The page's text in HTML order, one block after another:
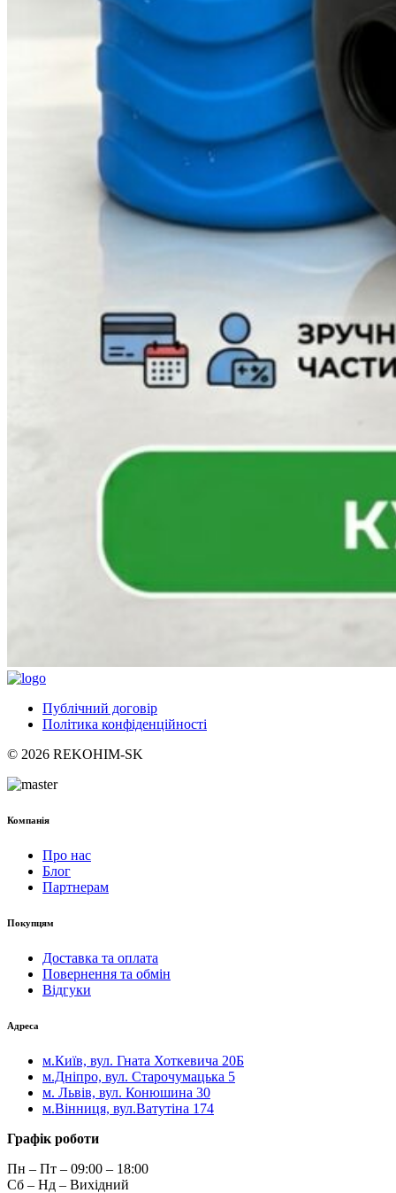
Публічний договір
Політика конфіденційності
© 2026 REKOHIM-SK
Компанія
Про нас
Блог
Партнерам
Покупцям
Доставка та оплата
Повернення та обмін
Відгуки
Адреса
м.Київ, вул. Гната Хоткевича 20Б
м.Дніпро, вул. Старочумацька 5
м. Львів, вул. Конюшина 30
м.Вінниця, вул.Ватутіна 174
Графік роботи
Пн – Пт – 09:00 – 18:00
Сб – Нд – Вихідний